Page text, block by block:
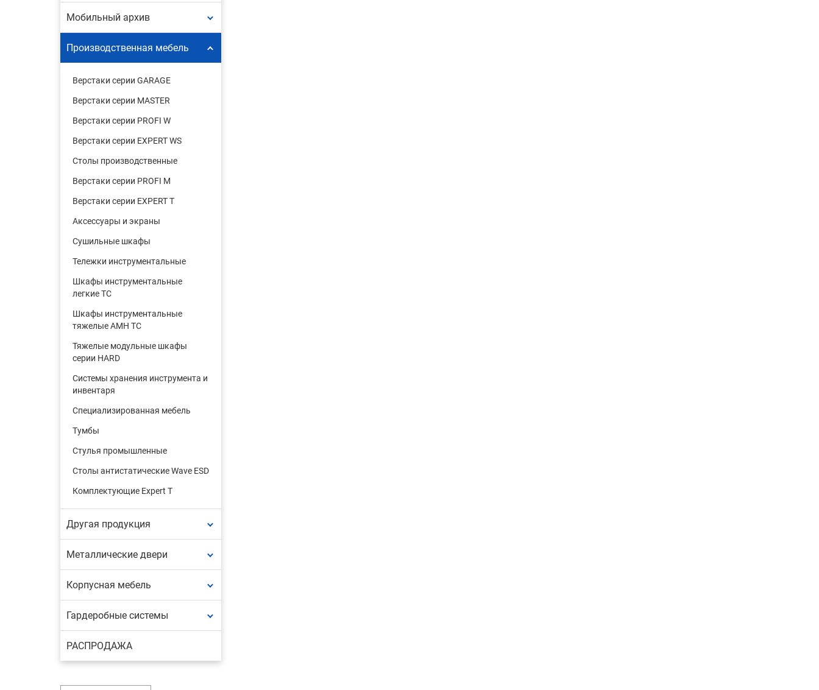
Мобильный архив
Производственная мебель
Верстаки серии GARAGE
Верстаки серии MASTER
Верстаки серии PROFI W
Верстаки серии EXPERT WS
Столы производственные
Верстаки серии PROFI M
Верстаки серии EXPERT T
Аксессуары и экраны
Cушильные шкафы
Тележки инструментальные
Шкафы инструментальные
легкие ТС
Шкафы инструментальные
тяжелые AMH TC
Тяжелые модульные шкафы
серии HARD
Системы хранения инструмента и
инвентаря
Cпециализированная мебель
Тумбы
Стулья промышленные
Столы антистатические Wave ESD
Комплектующие Expert T
Другая продукция
Металлические двери
Корпусная мебель
Гардеробные системы
РАСПРОДАЖА